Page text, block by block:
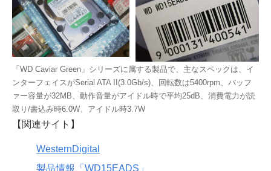
「WD Caviar Green」シリーズに属する製品で、主なスペックは、イ
ンターフェイスがSerial ATA II(3.0Gb/s)、回転数は5400rpm、バッフ
ァー容量が32MB、動作音量がアイドル時で平均25dB、消費電力が読
取り/書込み時6.0W、アイドル時3.7W
【関連サイト】
WesternDigital
製品情報「WD15EADS」